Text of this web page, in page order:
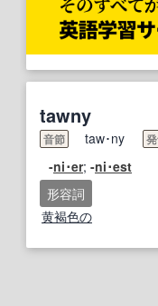
tawny
音節 taw･ny
-ni･er; -ni･est
形容詞
黄褐色の